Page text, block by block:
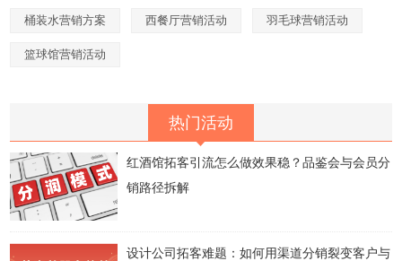
桶装水营销方案 西餐厅营销活动 羽毛球营销活动
篮球馆营销活动
热门活动
红酒馆拓客引流怎么做效果稳？品鉴会与会员分
销路径拆解
设计公司拓客难题：如何用渠道分销裂变客户与